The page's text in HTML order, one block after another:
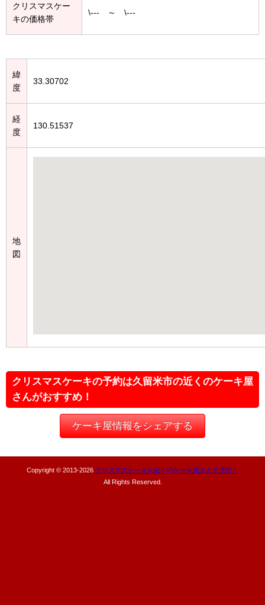
クリスマスケー
キの価格帯
\--- ～ \---
緯
度
33.30702
経
度
130.51537
地
図
クリスマスケーキの予約は久留米市の近くのケーキ屋
さんがおすすめ！
ケーキ屋情報をシェアする
Copyright © 2013-2026 クリスマスケーキを近くのケーキ屋さんで予約！
All Rights Reserved.